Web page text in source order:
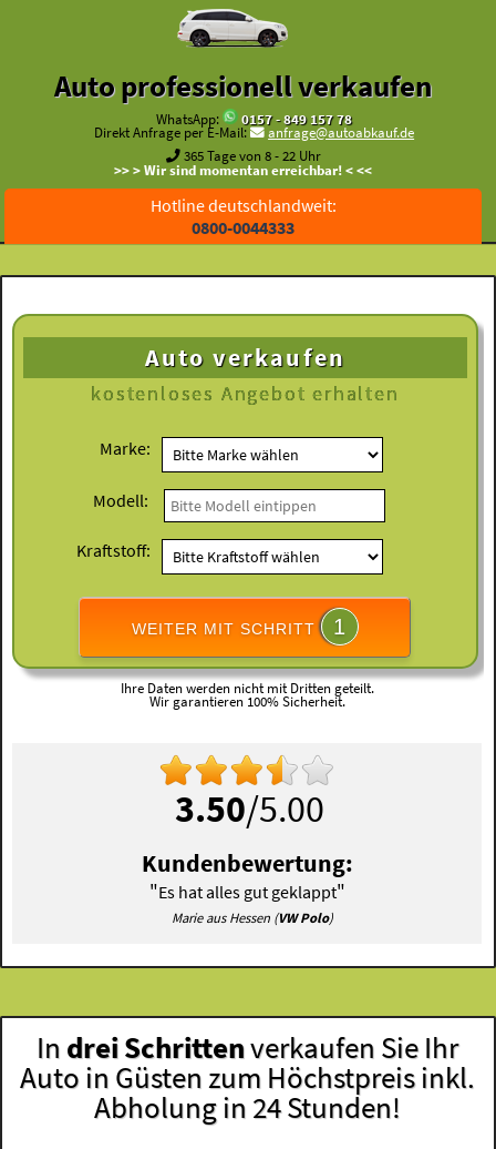
Auto professionell verkaufen
WhatsApp:
0157 - 849 157 78
Direkt Anfrage per E-Mail:
anfrage@autoabkauf.de
365 Tage von 8 - 22 Uhr
>> > Wir sind momentan erreichbar! < <<
Hotline deutschlandweit:
0800-0044333
Auto verkaufen
kostenloses Angebot erhalten
Marke:
Modell:
Kraftstoff:
WEITER MIT SCHRITT 1
Ihre Daten werden nicht mit Dritten geteilt.
Wir garantieren 100% Sicherheit.
3.50/5.00
Kundenbewertung:
"Es hat alles gut geklappt"
Marie aus Hessen (VW Polo)
In drei Schrittenverkaufen Sie Ihr
Auto in Güsten zum Höchstpreis inkl.
Abholung in 24 Stunden!